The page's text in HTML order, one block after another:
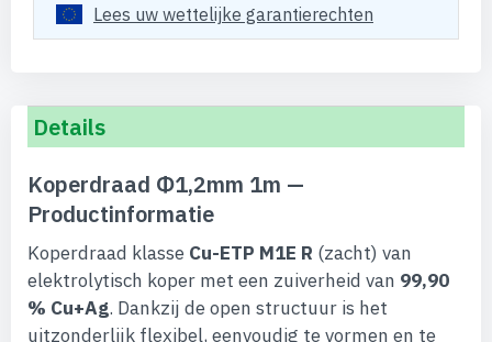
Lees uw wettelijke garantierechten
Details
Koperdraad Φ1,2mm 1m —
Productinformatie
Koperdraad klasse Cu-ETP M1E R (zacht) van
elektrolytisch koper met een zuiverheid van 99,90
% Cu+Ag. Dankzij de open structuur is het
uitzonderlijk flexibel, eenvoudig te vormen en te